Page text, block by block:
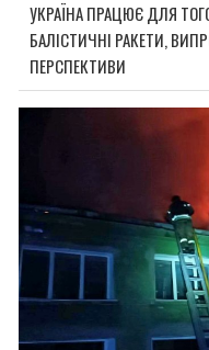
УКРАЇНА ПРАЦЮЄ ДЛЯ
БАЛІСТИЧНІ РАКЕТИ,
ПЕРСПЕКТИВИ